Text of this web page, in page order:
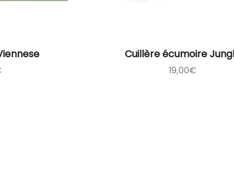
Cuillère écumoire
19,00€